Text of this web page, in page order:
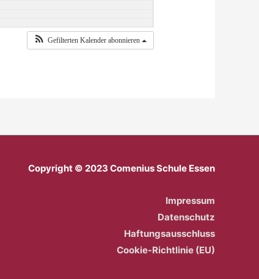
Gefilterten Kalender abonnieren
Copyright © 2023 Comenius Schule Essen
Impressum
Datenschutz
Haftungsausschluss
Cookie-Richtlinie (EU)